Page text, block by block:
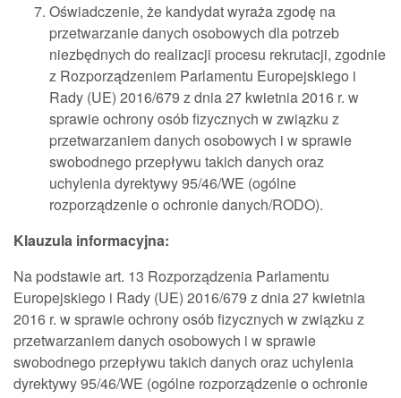
Oświadczenie, że kandydat wyraża zgodę na
przetwarzanie danych osobowych dla potrzeb
niezbędnych do realizacji procesu rekrutacji, zgodnie
z Rozporządzeniem Parlamentu Europejskiego i
Rady (UE) 2016/679 z dnia 27 kwietnia 2016 r. w
sprawie ochrony osób fizycznych w związku z
przetwarzaniem danych osobowych i w sprawie
swobodnego przepływu takich danych oraz
uchylenia dyrektywy 95/46/WE (ogólne
rozporządzenie o ochronie danych/RODO).
Klauzula informacyjna:
Na podstawie art. 13 Rozporządzenia Parlamentu
Europejskiego i Rady (UE) 2016/679 z dnia 27 kwietnia
2016 r. w sprawie ochrony osób fizycznych w związku z
przetwarzaniem danych osobowych i w sprawie
swobodnego przepływu takich danych oraz uchylenia
dyrektywy 95/46/WE (ogólne rozporządzenie o ochronie